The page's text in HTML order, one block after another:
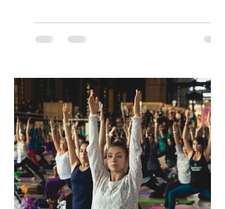
Después de agotar entradas en su primer
paso por Santiago en 2025, el grupo
retorna al Teatro Estudio 13 con dos
funciones, el 14 y 15 de agosto de 2026,
para que nadie se quede con las ganas (de
nuevo). Llegan con la confianza de quien
ha hecho sold-out en Colombia, Miami,